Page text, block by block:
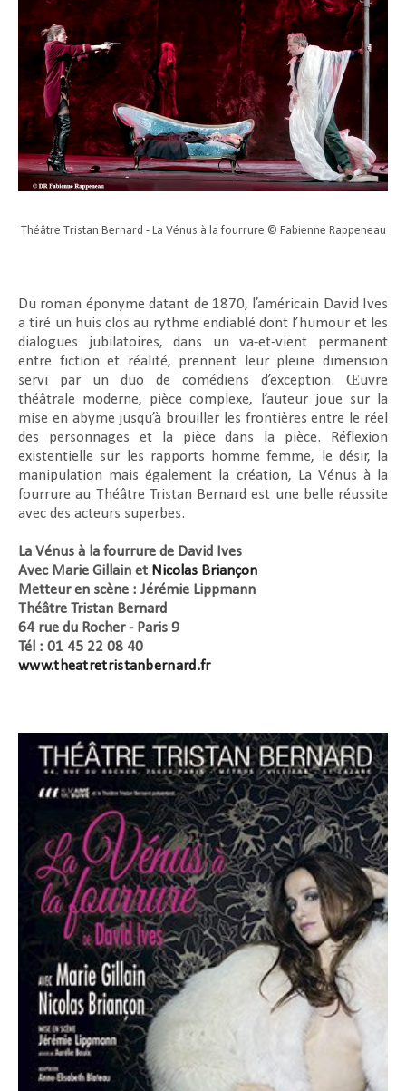
Théâtre Tristan Bernard - La Vénus à la fourrure © Fabienne Rappeneau
Du roman éponyme datant de 1870, l’américain David Ives
a tiré un huis clos au rythme endiablé dont l’humour et les
dialogues jubilatoires, dans un va-et-vient permanent
entre fiction et réalité, prennent leur pleine dimension
servi par un duo de comédiens d’exception. Œuvre
théâtrale moderne, pièce complexe, l’auteur joue sur la
mise en abyme jusqu’à brouiller les frontières entre le réel
des personnages et la pièce dans la pièce. Réflexion
existentielle sur les rapports homme femme, le désir, la
manipulation mais également la création,
La Vénus à la
fourrureau Théâtre Tristan Bernard est une belle réussite
avec des acteurs superbes.
La Vénus à la fourrure de David Ives
Avec Marie Gillain et Nicolas Briançon
Metteur en scène : Jérémie Lippmann
Théâtre Tristan Bernard
64 rue du Rocher - Paris 9
Tél : 01 45 22 08 40
www.theatretristanbernard.fr